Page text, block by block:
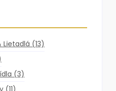
Lietadlá (13)
(3)